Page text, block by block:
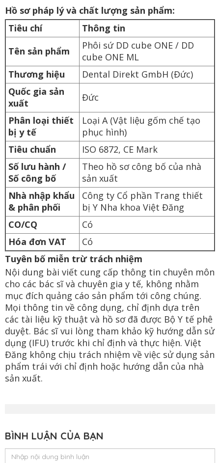
Hồ sơ pháp lý và chất lượng sản phẩm:
Tiêu chí
Thông tin
Tên sản phẩm
Phôi sứ DD cube ONE / DD
cube ONE ML
Thương hiệu
Dental Direkt GmbH (Đức)
Quốc gia sản
xuất
Đức
Phân loại thiết
bị y tế
Loại A (Vật liệu gốm chế tạo
phục hình)
Tiêu chuẩn
ISO 6872, CE Mark
Số lưu hành /
Số công bố
Theo hồ sơ công bố của nhà
sản xuất
Nhà nhập khẩu
& phân phối
Công ty Cổ phần Trang thiết
bị Y Nha khoa Việt Đăng
CO/CQ
Có
Hóa đơn VAT
Có
Tuyên bố miễn trừ trách nhiệm
Nội dung bài viết cung cấp thông tin chuyên môn
cho các bác sĩ và chuyên gia y tế, không nhằm
mục đích quảng cáo sản phẩm tới công chúng.
Mọi thông tin về công dụng, chỉ định dựa trên
các tài liệu kỹ thuật và hồ sơ đã được Bộ Y tế phê
duyệt. Bác sĩ vui lòng tham khảo kỹ hướng dẫn sử
dụng (IFU) trước khi chỉ định và thực hiện. Việt
Đăng không chịu trách nhiệm về việc sử dụng sản
phẩm trái với chỉ định hoặc hướng dẫn của nhà
sản xuất.
BÌNH LUẬN CỦA BẠN